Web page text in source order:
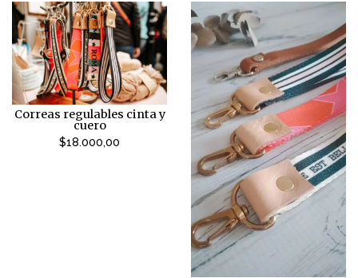
Correas regulables cinta y
cuero
$18.000,00